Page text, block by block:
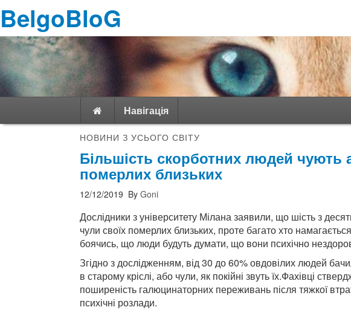
BelgoBloG
Навігація
НОВИНИ З УСЬОГО СВІТУ
Більшість скорботних людей чують
померлих близьких
12/12/2019 By Goni
Дослідники з університету Мілана заявили, що шість з
чули своїх померлих близьких, проте багато хто
боячись, що люди будуть думати, що вони психічно
Згідно з дослідженням, від 30 до 60% овдовілих людей
в старому кріслі, або чули, як покійні звуть їх.Фахівці
поширеність галюцинаторних переживань після тяжкої
психічні розлади.